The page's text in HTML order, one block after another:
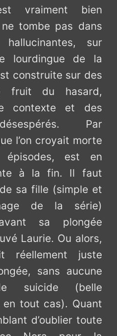
vraiment bien
tombe pas dans
sur
lourdingue de la
construite sur des
fruit du hasard,
contexte et des
Par
l’on croyait morte
épisodes, est en
à la fin. Il faut
sa fille (simple et
de la série)
sa plongée
Laurie. Ou alors,
réellement juste
sans aucune
suicide (belle
en tout cas). Quant
d’oublier toute